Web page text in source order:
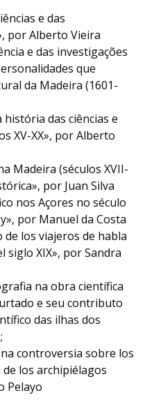
e das
por Alberto Vieira
e das investigações
que
da Madeira (1601-
história das ciências e
XV-XX», por Alberto
Madeira (séculos XVII-
por Juan Silva
nos Açores no século
por Manuel da Costa
los viajeros de habla
siglo XIX», por Sandra
na obra científica
e seu contributo
das ilhas dos
controversia sobre los
los archipiélagos
Pelayo